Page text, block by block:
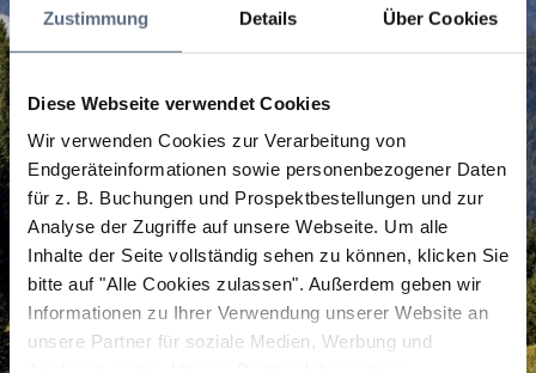
Zustimmung Details Über Cookies
Diese Webseite verwendet Cookies
Wir verwenden Cookies zur Verarbeitung von
Endgeräteinformationen sowie personenbezogener Daten
für z. B. Buchungen und Prospektbestellungen und zur
Analyse der Zugriffe auf unsere Webseite. Um alle
Inhalte der Seite vollständig sehen zu können, klicken Sie
bitte auf "Alle Cookies zulassen". Außerdem geben wir
Informationen zu Ihrer Verwendung unserer Website an
unsere Partner für soziale Medien, Werbung und